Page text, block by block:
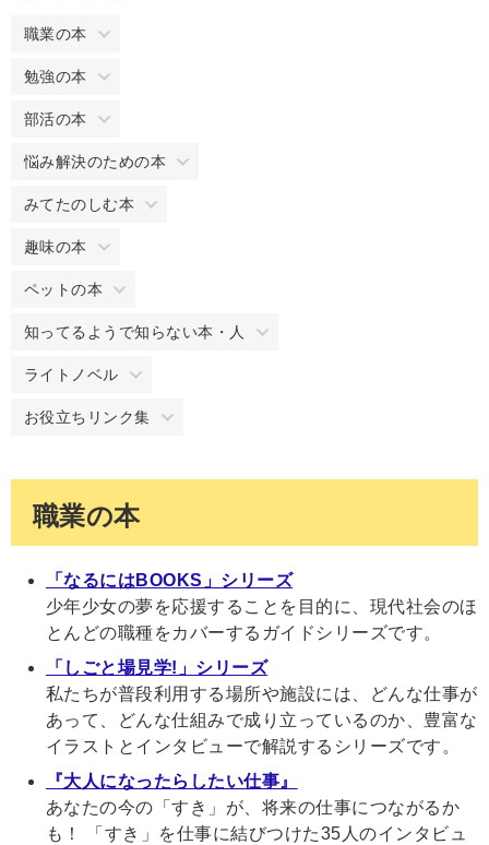
職業の本
勉強の本
部活の本
悩み解決のための本
みてたのしむ本
趣味の本
ペットの本
知ってるようで知らない本・人
ライトノベル
お役立ちリンク集
職業の本
「なるにはBOOKS」シリーズ
少年少女の夢を応援することを目的に、現代社会のほ
とんどの職種をカバーするガイドシリーズです。
「しごと場見学!」シリーズ
私たちが普段利用する場所や施設には、どんな仕事が
あって、どんな仕組みで成り立っているのか、豊富な
イラストとインタビューで解説するシリーズです。
『大人になったらしたい仕事』
あなたの今の「すき」が、将来の仕事につながるか
も！ 「すき」を仕事に結びつけた35人のインタビュ